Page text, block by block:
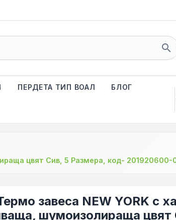
search
ПЕРДЕТА ТИП ВОАЛ БЛОГ
цвят Сив, 5 Размера, код- 201920600-
завеса NEW YORK с
шумоизолираща цвят